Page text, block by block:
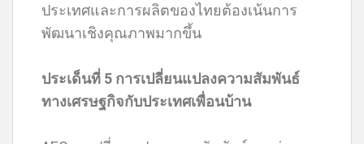
ประเทศและการผลิตของไทยต้องเน้นการ
พัฒนาเชิงคุณภาพมากขึ้น
ประเด็นที่ 5 การเปลี่ยนแปลงความสัมพันธ์
ทางเศรษฐกิจกับประเทศเพื่อนบ้าน